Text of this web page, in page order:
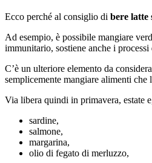
Ecco perché al consiglio di bere latte
Ad esempio, è possibile mangiare
immunitario, sostiene anche i processi
C’è un ulteriore elemento da
semplicemente mangiare alimenti
Via libera quindi in primavera, estate
sardine,
salmone,
margarina,
olio di fegato di merluzzo,